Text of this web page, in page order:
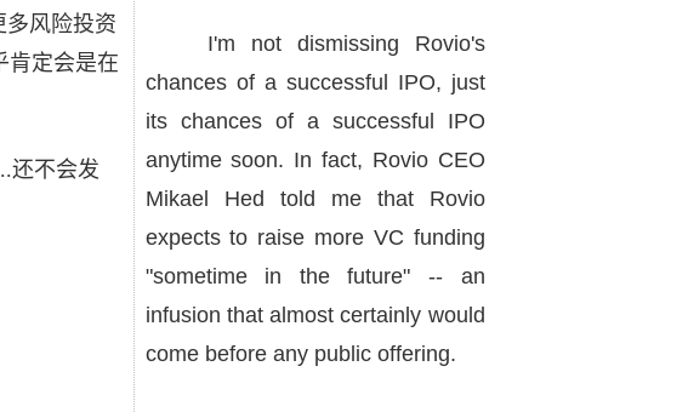
多风险投资
定会是在
还不会发
I'm not dismissing Rovio's
chances of a successful IPO, just
its chances of a successful IPO
anytime soon. In fact, Rovio CEO
Mikael Hed told me that Rovio
expects to raise more VC funding
"sometime in the future" -- an
infusion that almost certainly would
come before any public offering.